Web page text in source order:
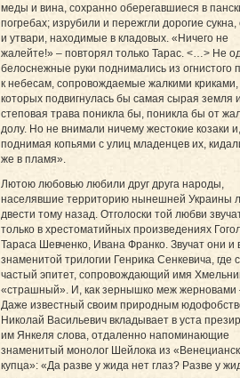
меды и вина, сохранно оберегавшиеся в
погребах; изрубили и пережгли дорогие
и утвари, находимые в кладовых. «Ничего не
жалейте!» – повторял только Тарас. <…> Не
белоснежные руки поднимались из огнистого
к небесам, сопровождаемые жалкими криками,
которых подвигнулась бы самая сырая земля
степовая трава поникла бы, поникла бы от
долу. Но не внимали ничему жестокие козаки и,
поднимая копьями с улиц младенцев их,
же в пламя».
Лютою любовью любили друг друга народы,
населявшие территорию нынешней Украины
двести тому назад. Отголоски той любви
только в хрестоматийных произведениях
Тараса Шевченко, Ивана Франко. Звучат они и
знаменитой трилогии Генрика Сенкевича, где
частый эпитет, сопровождающий имя
«страшный». И, как зернышко меж жерновами
Даже известный своим природным
Николай Васильевич вкладывает в уста
им Янкеля слова, отдаленно напоминающие
знаменитый монолог Шейлока из
купца»: «Да разве у жида нет глаз? Разве у